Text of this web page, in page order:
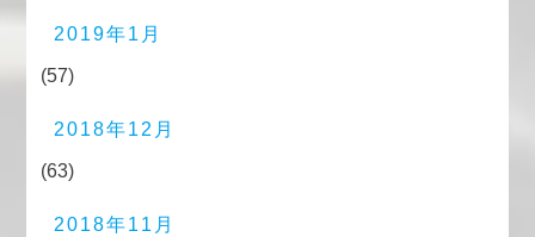
2019年1月
(57)
2018年12月
(63)
2018年11月